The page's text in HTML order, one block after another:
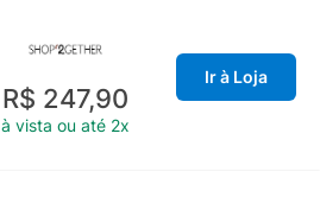
R$ 247,90
à vista ou até 2x
Ir à Loja